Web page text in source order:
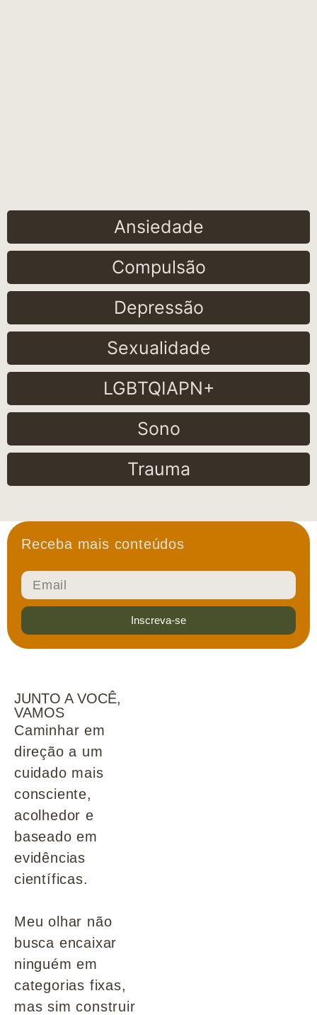
Ansiedade
Compulsão
Depressão
Sexualidade
LGBTQIAPN+
Sono
Trauma
Receba mais conteúdos
Inscreva-se
JUNTO A VOCÊ,
VAMOS
Caminhar em
direção a um
cuidado mais
consciente,
acolhedor e
baseado em
evidências
científicas.
Meu olhar não
busca encaixar
ninguém em
categorias fixas,
mas sim construir